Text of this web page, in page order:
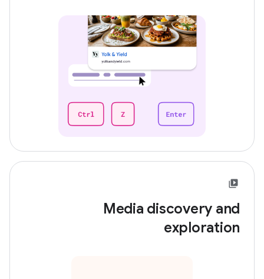
Media discovery and
exploration